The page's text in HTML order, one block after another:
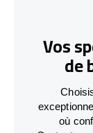
Vos
de
où